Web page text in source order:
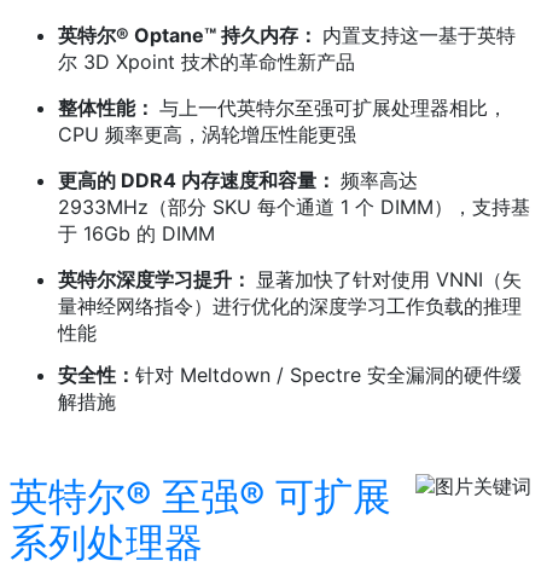
英特尔® Optane™ 持久内存： 内置支持这一基于英特
尔 3D Xpoint 技术的革命性新产品
整体性能： 与上一代英特尔至强可扩展处理器相比，
CPU 频率更高，涡轮增压性能更强
更高的 DDR4 内存速度和容量： 频率高达
2933MHz（部分 SKU 每个通道 1 个 DIMM），支持基
于 16Gb 的 DIMM
英特尔深度学习提升： 显著加快了针对使用 VNNI（矢
量神经网络指令）进行优化的深度学习工作负载的推理
性能
安全性： 针对 Meltdown / Spectre 安全漏洞的硬件缓
解措施
英特尔® 至强® 可扩展
系列处理器